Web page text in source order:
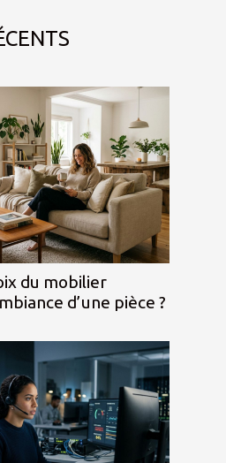
du mobilier
d’une pièce ?